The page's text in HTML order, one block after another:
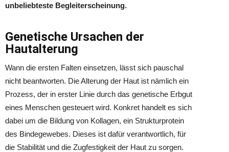
unbeliebteste Begleiterscheinung.
Genetische Ursachen der
Hautalterung
Wann die ersten Falten einsetzen, lässt sich pauschal
nicht beantworten. Die Alterung der Haut ist nämlich ein
Prozess, der in erster Linie durch das genetische Erbgut
eines Menschen gesteuert wird. Konkret handelt es sich
dabei um die Bildung von Kollagen, ein Strukturprotein
des Bindegewebes. Dieses ist dafür verantwortlich, für
die Stabilität und die Zugfestigkeit der Haut zu sorgen.